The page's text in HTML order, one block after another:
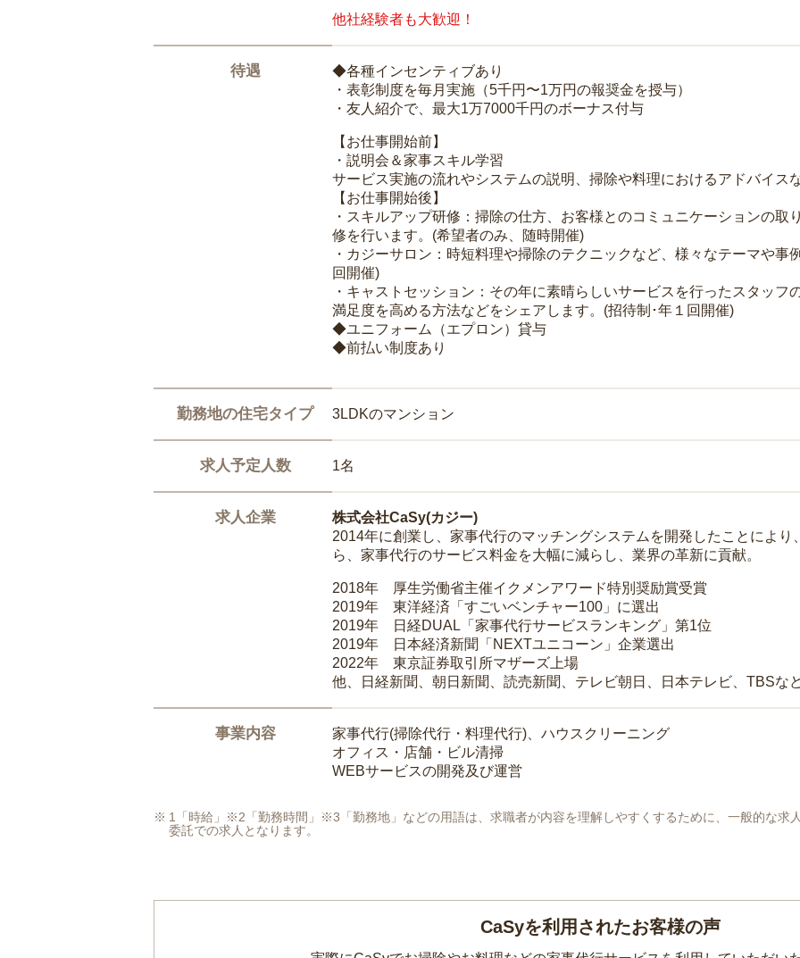
他社経験者も大歓迎！
待遇
◆各種インセンティブあり
・表彰制度を毎月実施（5千円〜1万円の報奨金を授与）
・友人紹介で、最大1万7000千円のボーナス付与
【お仕事開始前】
・説明会＆家事スキル学習
サービス実施の流れやシステムの説明、掃除や料理におけるアドバイス
【お仕事開始後】
・スキルアップ研修：掃除の仕方、お客様とのコミュニケーションの
修を行います。(希望者のみ、随時開催)
・カジーサロン：時短料理や掃除のテクニックなど、様々なテーマや事
回開催)
・キャストセッション：その年に素晴らしいサービスを行ったスタッ
満足度を高める方法などをシェアします。(招待制･年１回開催)
◆ユニフォーム（エプロン）貸与
◆前払い制度あり
勤務地の住宅タイプ 3LDKのマンション
求人予定人数 1名
求人企業
株式会社CaSy(カジー)
2014年に創業し、家事代行のマッチングシステムを開発したことによ
ら、家事代行のサービス料金を大幅に減らし、業界の革新に貢献。
2018年 厚生労働省主催イクメンアワード特別奨励賞受賞
2019年 東洋経済「すごいベンチャー100」に選出
2019年 日経DUAL「家事代行サービスランキング」第1位
2019年 日本経済新聞「NEXTユニコーン」企業選出
2022年 東京証券取引所マザーズ上場
他、日経新聞、朝日新聞、読売新聞、テレビ朝日、日本テレビ、TBSな
事業内容
家事代行(掃除代行・料理代行)、ハウスクリーニング
オフィス・店舗・ビル清掃
WEBサービスの開発及び運営
1「時給」※2「勤務時間」※3「勤務地」などの用語は、求職者が内容を理解しやすくするために、一般的な求
委託での求人となります。
CaSyを利用されたお客様の声